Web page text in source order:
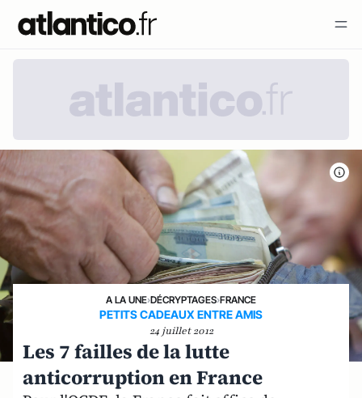
A LA UNE›DÉCRYPTAGES›FRANCE
PETITS CADEAUX ENTRE AMIS
24 juillet 2012
Les 7 failles de la lutte
anticorruption en France